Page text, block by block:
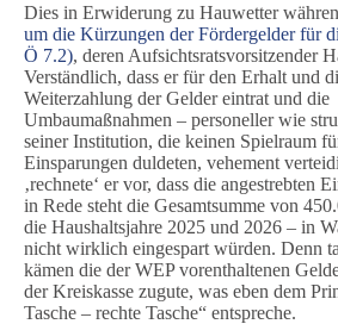
Dies in Erwiderung zu Hauwetter
um die Kürzungen der Fördergelder für
Ö 7.2), deren Aufsichtsratsvorsitzender
Verständlich, dass er für den Erhalt und
Weiterzahlung der Gelder eintrat und die
Umbaumaßnahmen – personeller wie
seiner Institution, die keinen Spielraum
Einsparungen duldeten, vehement
‚rechnete‘ er vor, dass die angestrebten
in Rede steht die Gesamtsumme von
die Haushaltsjahre 2025 und 2026 – in
nicht wirklich eingespart würden. Denn
kämen die der WEP vorenthaltenen
der Kreiskasse zugute, was eben dem
Tasche – rechte Tasche“ entspreche.